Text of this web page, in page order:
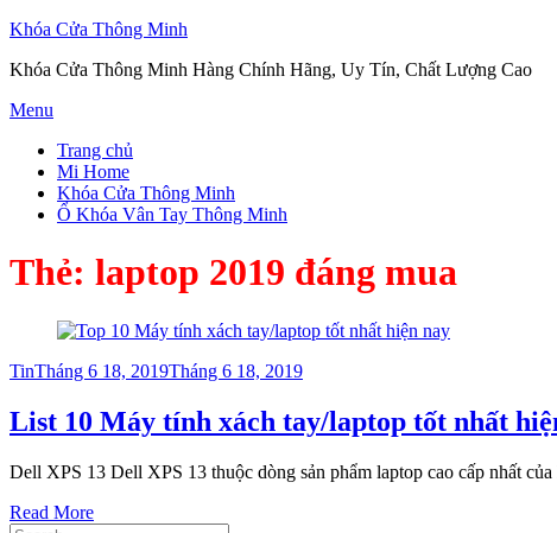
Khóa Cửa Thông Minh
Khóa Cửa Thông Minh Hàng Chính Hãng, Uy Tín, Chất Lượng Cao
Skip
content
Menu
Trang chủ
Mi Home
Khóa Cửa Thông Minh
Ổ Khóa Vân Tay Thông Minh
Thẻ: laptop 2019 đáng mua
TinPosted
Tháng 6 18, 2019Tháng 6 18, 2019
List 10 Máy tính xách tay/laptop tốt nhất
Dell XPS 13 Dell XPS 13 thuộc dòng sản phẩm laptop cao cấp nhất
Read More